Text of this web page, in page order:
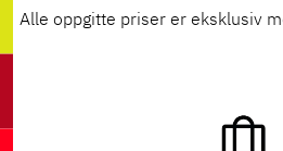
Alle oppgitte priser er eksklusiv